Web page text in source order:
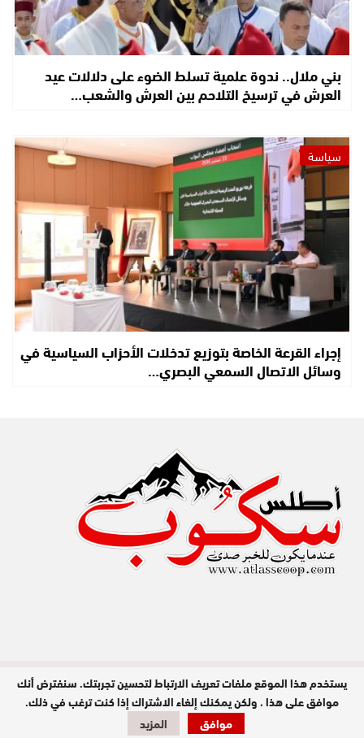
بني ملال.. ندوة علمية تسلط الضوء على دلالات عيد
العرش في ترسيخ التلاحم بين العرش والشعب…
سياسة
إجراء القرعة الخاصة بتوزيع تدخلات الأحزاب السياسية في
وسائل الاتصال السمعي البصري…
مدير النشر : عبد الله عزي / جميع الحقوق
محفوظة © 2026
تصميم وبرمجة
يستخدم هذا الموقع ملفات تعريف الارتباط لتحسين تجربتك. سنفترض أنك
موافق على هذا ، ولكن يمكنك إلغاء الاشتراك إذا كنت ترغب في ذلك.
موافق
المزيد